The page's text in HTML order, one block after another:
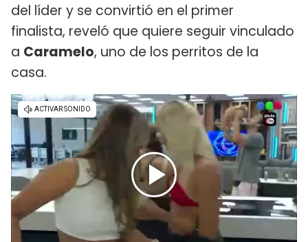
del líder y se convirtió en el primer
finalista, reveló que quiere seguir vinculado
a Caramelo, uno de los perritos de la
casa.